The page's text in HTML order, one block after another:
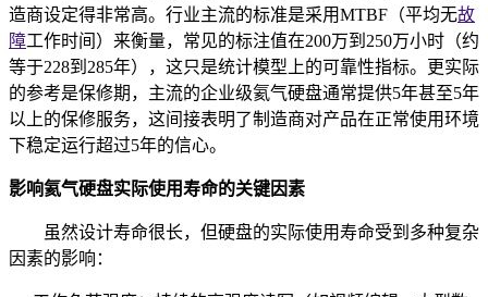
造商设定得非常高。行业主流的标准是采用MTBF（平均无故
障工作时间）来衡量，常见的标注值在200万到250万小时（约
等于228到285年），这只是统计模型上的可靠性指标。更实际
的参考是保修期，主流的企业级氦气硬盘通常提供5年甚至5年
以上的保修服务，这间接表明了制造商对产品在正常使用环境
下稳定运行超过5年的信心。
影响氦气硬盘实际使用寿命的关键因素
虽然设计寿命很长，但硬盘的实际使用寿命受到多种复杂
因素的影响：